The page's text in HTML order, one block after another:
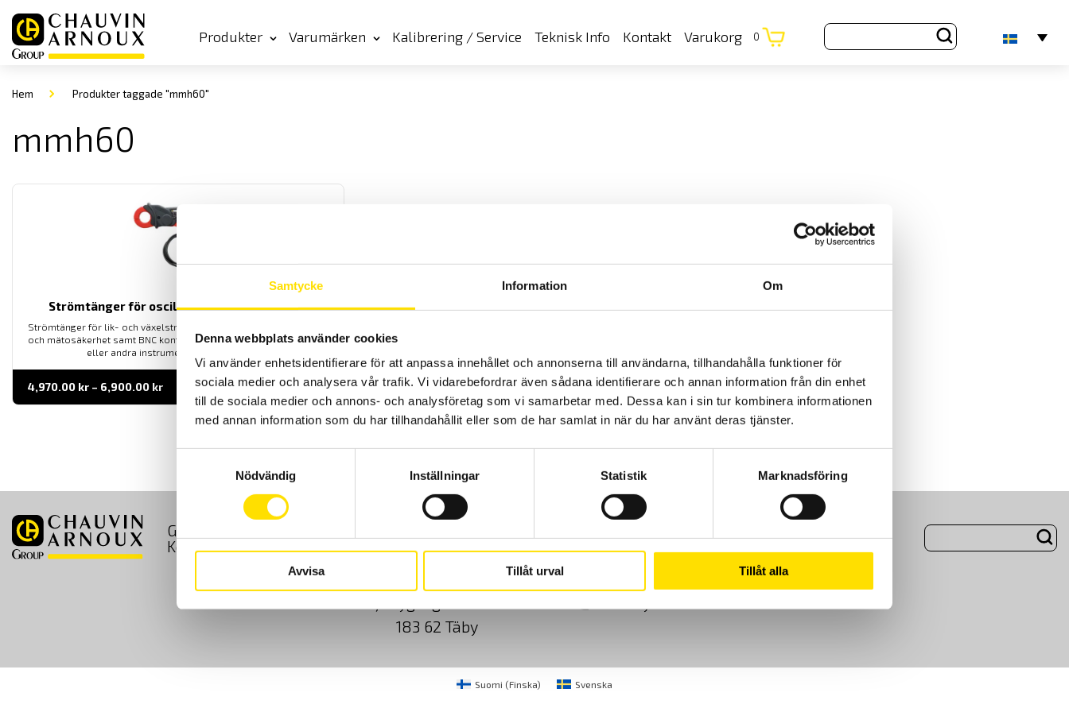
Samtycke Information Om
Denna webbplats använder cookies
Vi använder enhetsidentifierare för att anpassa innehållet och annonserna till användarna, tillhandahålla funktioner för
sociala medier och analysera vår trafik. Vi vidarebefordrar även sådana identifierare och annan information från din enhet
till de sociala medier och annons- och analysföretag som vi samarbetar med. Dessa kan i sin tur kombinera informationen
med annan information som du har tillhandahållit eller som de har samlat in när du har använt deras tjänster.
Nödvändig
Inställningar Statistik Marknadsföring
Avvisa Tillåt urval Tillåt alla
Produkter Varumärken Kalibrering / Service Teknisk Info Kontakt Varukorg 0
Hem Produkter taggade "mmh60"
mmh60
Strömtänger för oscilloskop AC/DC med BNC
Strömtänger för lik- och växelströmsmätning med hög bandbredd
och mätosäkerhet samt BNC kontakt för inkoppling till oscilloskop
eller andra instrument med BNC-ingång.
4,970.00 kr – 6,900.00 krPrisintervall:
4,970.00 kr
till
6,900.00 kr
LÄS MER
GDPR
Kontakt
183 62 Täby
08-50 52 68 00
Suomi (Finska) Svenska